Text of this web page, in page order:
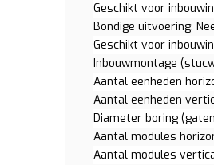
Geschikt voor
Bondige uitvoering:
Geschikt voor
Inbouwmontage
Aantal eenheden
Aantal eenheden
Diameter boring
Aantal modules
Aantal modules